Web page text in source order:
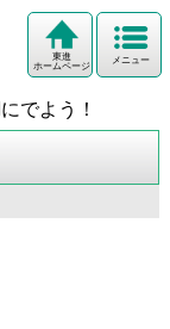
メニュー
東進
ホームページ
でよう！